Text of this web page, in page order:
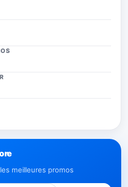
meilleures promos